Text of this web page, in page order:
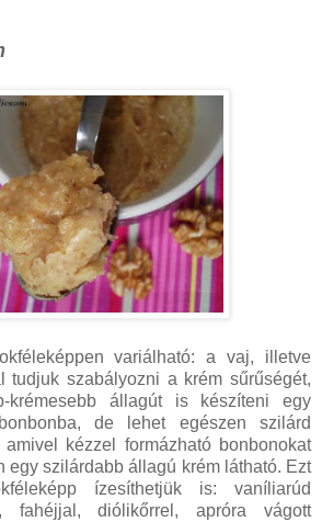
variálható: a vaj, illetve
tudjuk szabályozni a krém sűrűségét,
krémesebb állagút is készíteni egy
de lehet egészen szilárd
kézzel formázható bonbonokat
egy szilárdabb állagú krém látható. Ezt
ízesíthetjük is: vaníliarúd
fahéjjal, diólikőrrel, apróra vágott